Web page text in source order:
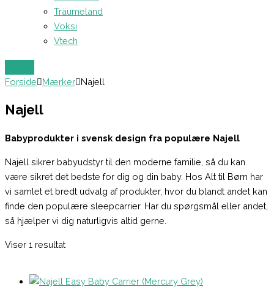
Träumeland
Voksi
Vtech
Forside Mærker Najell
Najell
Babyprodukter i svensk design fra populære Najell
Najell sikrer babyudstyr til den moderne familie, så du kan
være sikret det bedste for dig og din baby. Hos Alt til Børn har
vi samlet et bredt udvalg af produkter, hvor du blandt andet kan
finde den populære sleepcarrier. Har du spørgsmål eller andet,
så hjælper vi dig naturligvis altid gerne.
Viser 1 resultat